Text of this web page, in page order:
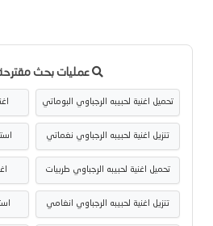
عمليات بحث مقترحة
تحميل اغنية لحبيبه الرجباوي البوماتي
تنزيل اغنية لحبيبه الرجباوي نغماتي
تحميل اغنية لحبيبه الرجباوي طربيات
تنزيل اغنية لحبيبه الرجباوي انغامي